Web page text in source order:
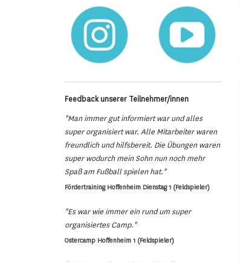
Feedback unserer Teilnehmer/innen
"Man immer gut informiert war und alles
super organisiert war. Alle Mitarbeiter waren
freundlich und hilfsbereit. Die Übungen waren
super wodurch mein Sohn nun noch mehr
Spaß am Fußball spielen hat."
Fördertraining Hoffenheim Dienstag 1 (Feldspieler)
"Es war wie immer ein rund um super
organisiertes Camp."
Ostercamp Hoffenheim 1 (Feldspieler)